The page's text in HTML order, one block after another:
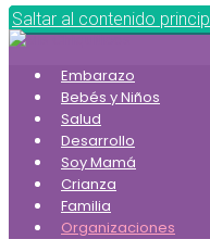
Saltar al contenido
Embarazo
Bebés y Niños
Salud
Desarrollo
Soy Mamá
Crianza
Familia
Organizaciones